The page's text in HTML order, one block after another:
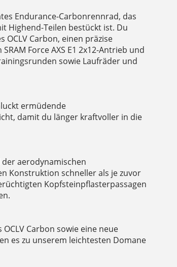
Endurance-Carbonrennrad, das
Highend-Teilen bestückt ist. Du
OCLV Carbon, einen präzise
Force AXS E1 2x12-Antrieb und
sowie Laufräder und
ermüdende
damit du länger kraftvoller in die
aerodynamischen
Konstruktion schneller als je zuvor
Kopfsteinpflasterpassagen
Carbon sowie eine neue
es zu unserem leichtesten Domane